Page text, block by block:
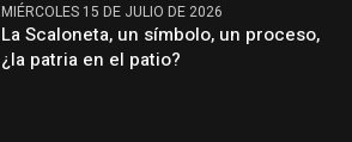
MIÉRCOLES 15 DE JULIO DE 2026
La Scaloneta, un símbolo, un proceso,
¿la patria en el patio?